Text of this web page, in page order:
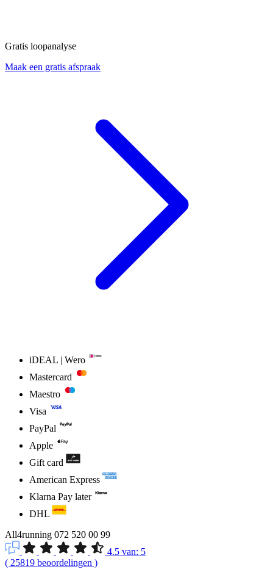
Gratis loopanalyse
Maak een gratis afspraak
iDEAL | Wero
Mastercard
Maestro
Visa
PayPal
Apple
Gift card
American Express
Klarna Pay later
DHL
All4running 072 520 00 99
4.5 van: 5
( 25819 beoordelingen )